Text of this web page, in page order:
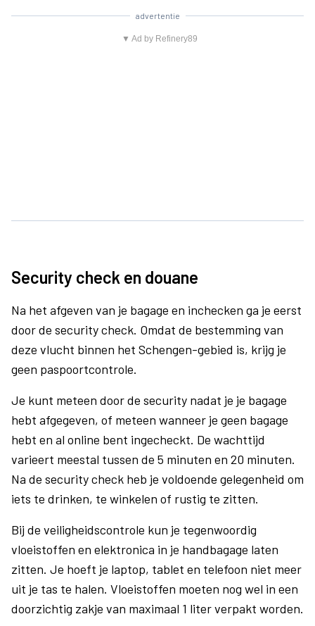
advertentie
▼ Ad by Refinery89
Security check en douane
Na het afgeven van je bagage en inchecken ga je eerst
door de security check. Omdat de bestemming van
deze vlucht binnen het Schengen-gebied is, krijg je
geen paspoortcontrole.
Je kunt meteen door de security nadat je je bagage
hebt afgegeven, of meteen wanneer je geen bagage
hebt en al online bent ingecheckt. De wachttijd
varieert meestal tussen de 5 minuten en 20 minuten.
Na de security check heb je voldoende gelegenheid om
iets te drinken, te winkelen of rustig te zitten.
Bij de veiligheidscontrole kun je tegenwoordig
vloeistoffen en elektronica in je handbagage laten
zitten. Je hoeft je laptop, tablet en telefoon niet meer
uit je tas te halen. Vloeistoffen moeten nog wel in een
doorzichtig zakje van maximaal 1 liter verpakt worden.